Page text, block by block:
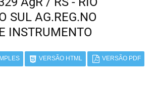
SUL AG.REG.NO
INSTRUMENTO
VERSÃO HTML VERSÃO PDF